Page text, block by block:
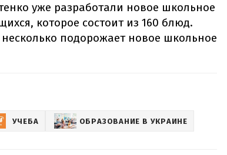
уже разработали новое школьное
которое состоит из 160 блюд.
несколько подорожает новое школьное
УЧЕБА ОБРАЗОВАНИЕ В УКРАИНЕ